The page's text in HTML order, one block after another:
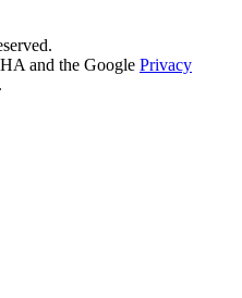
and the Google Privacy